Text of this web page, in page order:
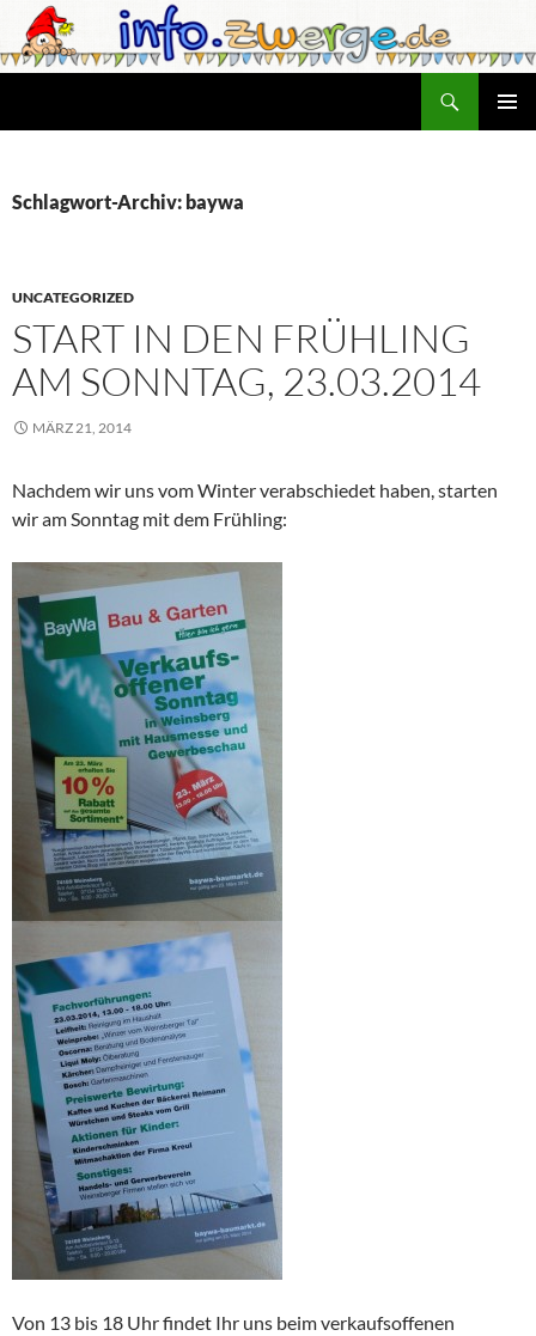
Zum
Inhalt
springen
Schlagwort-Archiv: baywa
UNCATEGORIZED
START IN DEN FRÜHLING
AM SONNTAG, 23.03.2014
MÄRZ 21, 2014
Nachdem wir uns vom Winter verabschiedet haben, starten
wir am Sonntag mit dem Frühling:
Von 13 bis 18 Uhr findet Ihr uns beim verkaufsoffenen